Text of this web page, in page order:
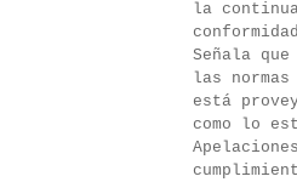
la
Señala
las
está
como lo